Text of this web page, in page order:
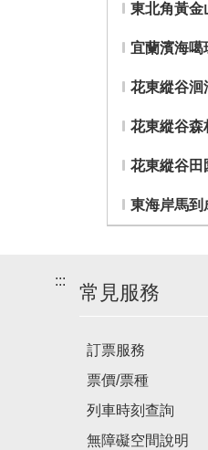
東北角黃金
宜蘭濱海噶
花東縱谷洄
花東縱谷森
花東縱谷田
東海岸馬到
:::
常見服務
訂票服務
票價/票種
列車時刻查詢
無障礙空間說明